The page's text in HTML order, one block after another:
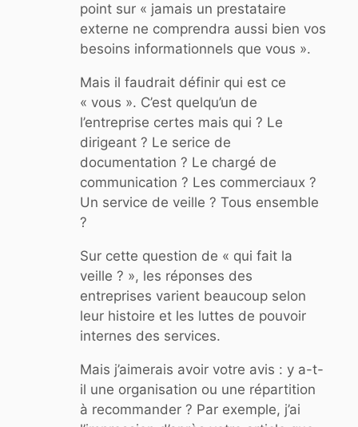
:
point sur « jamais un prestataire
externe ne comprendra aussi bien vos
besoins informationnels que vous ».
Mais il faudrait définir qui est ce
« vous ». C’est quelqu’un de
l’entreprise certes mais qui ? Le
dirigeant ? Le serice de
documentation ? Le chargé de
communication ? Les commerciaux ?
Un service de veille ? Tous ensemble
?
Sur cette question de « qui fait la
veille ? », les réponses des
entreprises varient beaucoup selon
leur histoire et les luttes de pouvoir
internes des services.
Mais j’aimerais avoir votre avis : y a-t-
il une organisation ou une répartition
à recommander ? Par exemple, j’ai